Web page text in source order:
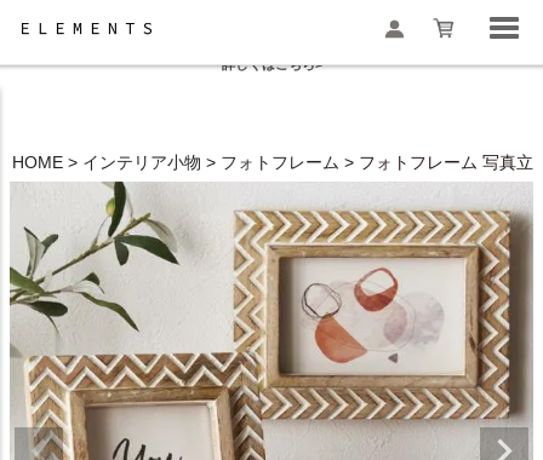
検索
夏季休業と一部地域配送遅延のお知らせ
詳しくはこちら>
HOME インテリア小物 フォトフレーム フォトフレーム 写真立